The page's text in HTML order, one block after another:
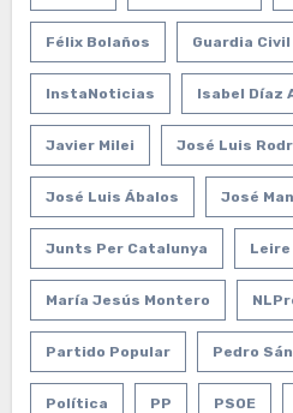
Félix Bolaños Guardia Civil
InstaNoticias Isabel Díaz
Javier Milei José Luis
José Luis Ábalos José
Junts Per Catalunya Leire
María Jesús Montero
Partido Popular Pedro
Política PP PSOE